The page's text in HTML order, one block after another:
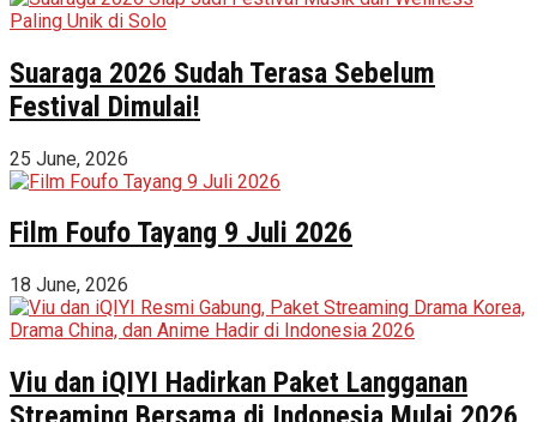
Suaraga 2026 Sudah Terasa Sebelum
Festival Dimulai!
25 June, 2026
Film Foufo Tayang 9 Juli 2026
18 June, 2026
Viu dan iQIYI Hadirkan Paket Langganan